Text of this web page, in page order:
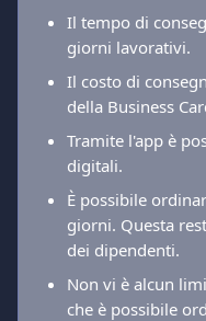
Il tempo di
giorni lavorativi.
Il costo di
della Business
Tramite l'app è
digitali.
È possibile
giorni. Questa
dei dipendenti.
Non vi è alcun
che è possibile